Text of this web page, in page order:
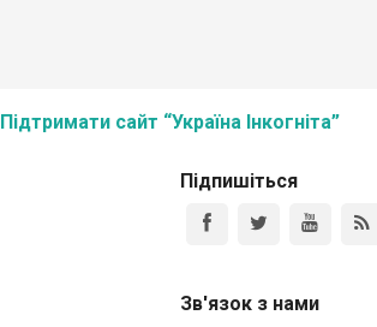
Підтримати сайт “Україна Інкогніта”
Підпишіться
Зв'язок з нами